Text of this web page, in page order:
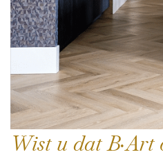
Wist u dat B·Art